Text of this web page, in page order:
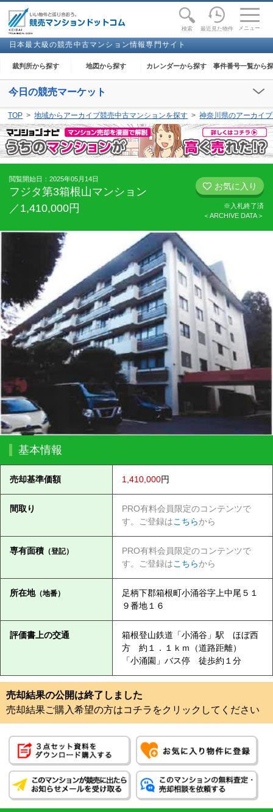
検索 最近見た物件 メニュー
日本最大級の競売中古マンション情報専門サイト
裁判所から探す 地図から探す カレンダーから探す 事件番号一覧から
toggle
今日の競売マーケット
閲覧開始：下妻、足利、大田原、奈良、和歌山、金沢、能代、高知
TOP 地域からアーカイブ競売中古マンションを探す 神奈川県のアーカイ
閲覧開始日：2025年05月14日
フジタ第3箱根山マンション
／1,410,000円
お気に入り
※入札終了済
＜ARCHIVE DATA＞
基本情報
売却基準価額 1,410,000円
間取り
PRO有料会員限定のコンテンツで
す。ご登録はこちらから
専有面積（登記）
PRO有料会員限定のコンテンツで
す。ご登録はこちらから
所在地（地番）
足柄下郡箱根町小涌谷字上中尾５１
９番地１６
評価書上の交通
箱根登山鉄道「小涌谷」駅 ほぼ西
方 約１．１ｋｍ（道路距離）
「小涌園」バス停 徒歩約１分
売却結果の公開は終了しました
売却結果ご購入希望の方はコチラをクリックしてください